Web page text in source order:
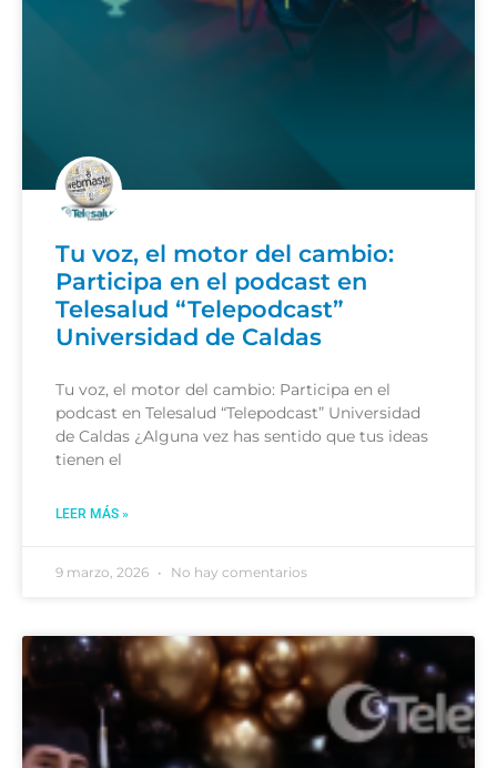
Tu voz, el motor del cambio:
Participa en el podcast en
Telesalud “Telepodcast”
Universidad de Caldas
Tu voz, el motor del cambio: Participa en el
podcast en Telesalud “Telepodcast” Universidad
de Caldas ¿Alguna vez has sentido que tus ideas
tienen el
LEER MÁS »
9 marzo, 2026 No hay comentarios